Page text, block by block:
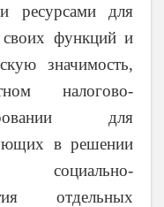
ресурсами для
своих функций и
значимость,
налогово-
для
в решении
социально-
отдельных